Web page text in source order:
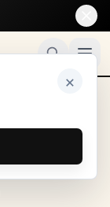
×